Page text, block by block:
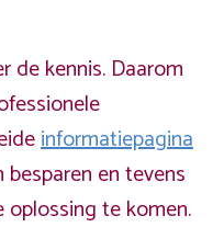
de kennis. Daarom
informatiepagina
en tevens
te komen.